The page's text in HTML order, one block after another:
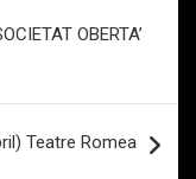
OBERTA’
Teatre Romea